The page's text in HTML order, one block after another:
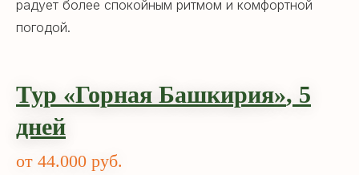
радует более спокойным ритмом и комфортной
погодой.
Тур «Горная Башкирия», 5
дней
от 44.000 руб.